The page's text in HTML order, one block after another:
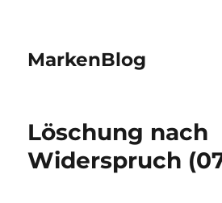
MarkenBlog
Löschung nach
Widerspruch